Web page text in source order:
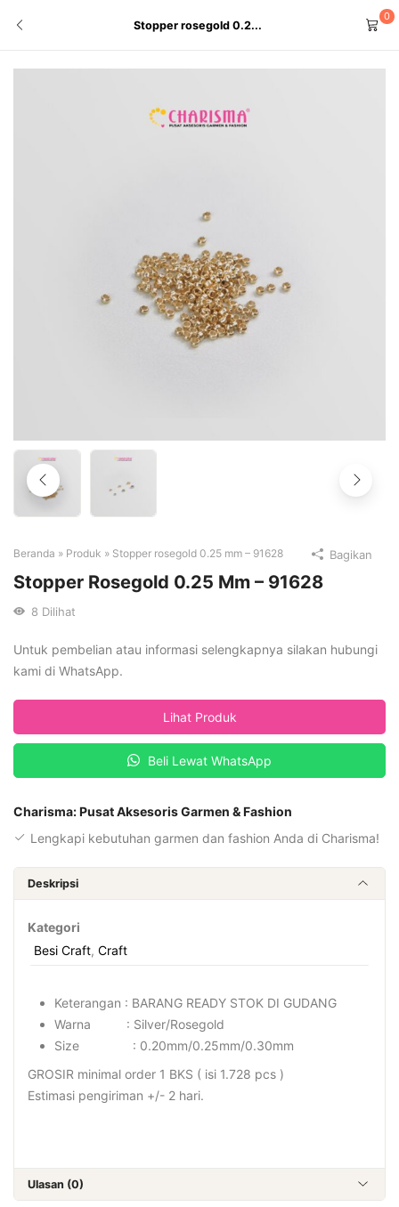
Stopper rosegold 0.2...
0
Beranda » Produk » Stopper rosegold 0.25 mm – 91628
Stopper Rosegold 0.25 Mm – 91628
8 Dilihat
Untuk pembelian atau informasi selengkapnya silakan hubungi
kami di WhatsApp.
Lihat Produk
Beli Lewat WhatsApp
Charisma: Pusat Aksesoris Garmen & Fashion
Lengkapi kebutuhan garmen dan fashion Anda di Charisma!
Bagikan
Deskripsi
Kategori
Besi Craft, Craft
Keterangan : BARANG READY STOK DI GUDANG
Warna : Silver/Rosegold
Size : 0.20mm/0.25mm/0.30mm
GROSIR minimal order 1 BKS ( isi 1.728 pcs )
Estimasi pengiriman +/- 2 hari.
Ulasan (0)